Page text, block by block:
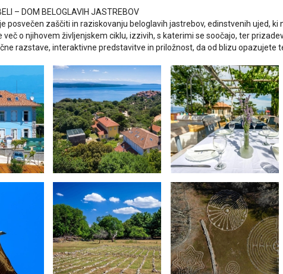
– DOM BELOGLAVIH JASTREBOV
posvečen zaščiti in raziskovanju beloglavih jastrebov, edinstvenih ujed, ki
več o njihovem življenjskem ciklu, izzivih, s katerimi se soočajo, ter
razstave, interaktivne predstavitve in priložnost, da od blizu opazujete